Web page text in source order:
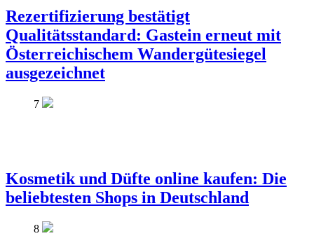
Rezertifizierung bestätigt
Qualitätsstandard: Gastein erneut mit
Österreichischem Wandergütesiegel
ausgezeichnet
7
Kosmetik und Düfte online kaufen: Die
beliebtesten Shops in Deutschland
8